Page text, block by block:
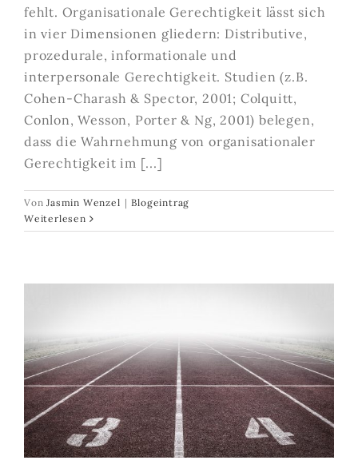
fehlt. Organisationale Gerechtigkeit lässt sich
in vier Dimensionen gliedern: Distributive,
prozedurale, informationale und
interpersonale Gerechtigkeit. Studien (z.B.
Cohen-Charash & Spector, 2001; Colquitt,
Conlon, Wesson, Porter & Ng, 2001) belegen,
dass die Wahrnehmung von organisationaler
Gerechtigkeit im [...]
VonJasmin Wenzel | Blogeintrag
Weiterlesen